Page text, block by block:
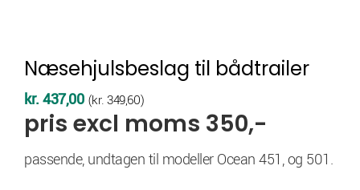
Næsehjulsbeslag til bådtrailer
kr.437,00 (kr.349,60)
pris excl moms 350,-
passende, undtagen til modeller Ocean 451, og 501.